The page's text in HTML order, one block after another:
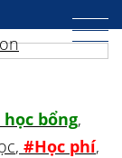
bổng,
, #Học phí,